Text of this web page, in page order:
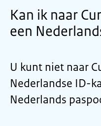
Kan ik naar
een
U kunt niet naar
Nederlandse ID-
Nederlands